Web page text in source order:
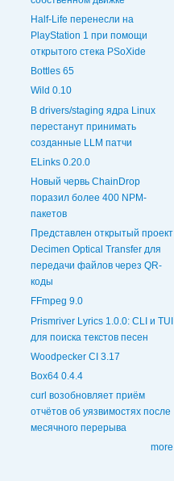
Half-Life перенесли на
PlayStation 1 при помощи
открытого стека PSoXide
Bottles 65
Wild 0.10
В drivers/staging ядра Linux
перестанут принимать
созданные LLM патчи
ELinks 0.20.0
Новый червь ChainDrop
поразил более 400 NPM-
пакетов
Представлен открытый проект
Decimen Optical Transfer для
передачи файлов через QR-
коды
FFmpeg 9.0
Prismriver Lyrics 1.0.0: CLI и TUI
для поиска текстов песен
Woodpecker CI 3.17
Box64 0.4.4
curl возобновляет приём
отчётов об уязвимостях после
месячного перерыва
more